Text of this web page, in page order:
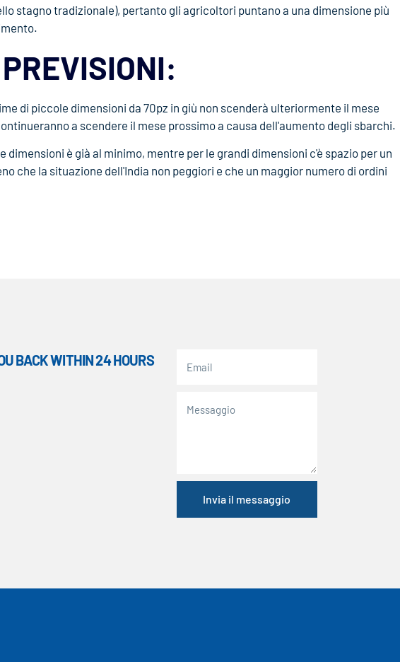
stagno tradizionale), pertanto gli agricoltori puntano a una dimensione più
di piccole dimensioni da 70pz in giù non scenderà ulteriormente il mese
a scendere il mese prossimo a causa dell'aumento degli sbarchi.
è già al minimo, mentre per le grandi dimensioni c'è spazio per un
che la situazione dell'India non peggiori e che un maggior numero di ordini
BACK WITHIN 24 HOURS
Invia il messaggio